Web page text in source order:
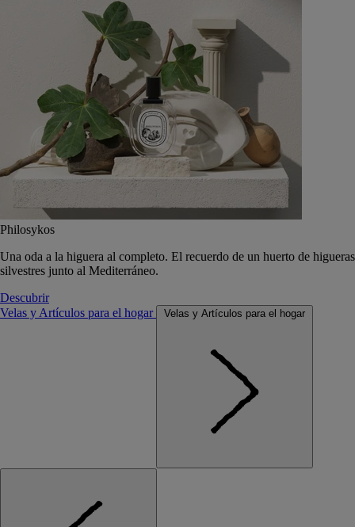
Philosykos
Una oda a la higuera al completo. El recuerdo de un huerto de higueras
silvestres junto al Mediterráneo.
Descubrir
Velas y Artículos para el hogar
Velas y Artículos para el hogar